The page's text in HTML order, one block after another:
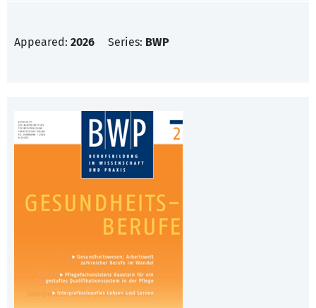
Appeared: 2026 Series: BWP